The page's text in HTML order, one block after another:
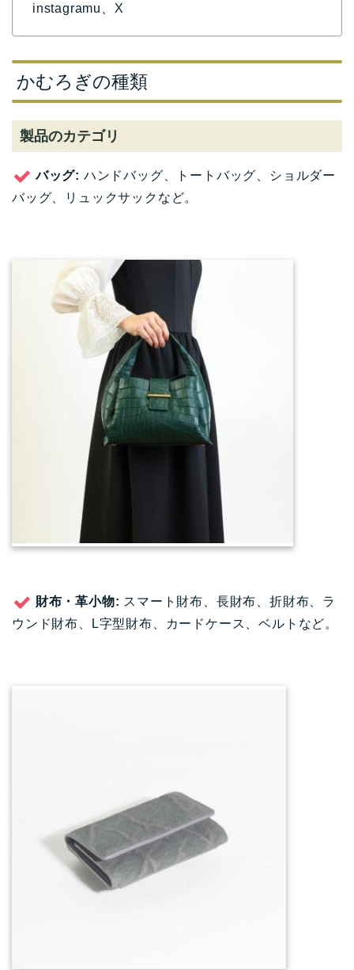
instagramu、X
かむろぎの種類
製品のカテゴリ
バッグ: ハンドバッグ、トートバッグ、ショルダー
バッグ、リュックサックなど。
財布・革小物: スマート財布、長財布、折財布、ラ
ウンド財布、L字型財布、カードケース、ベルトなど。